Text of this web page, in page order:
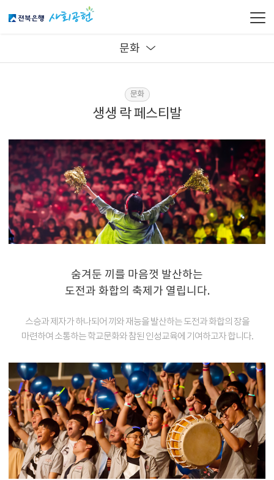
문화
문화
생생 락 페스티발
숨겨둔 끼를 마음껏 발산하는
도전과 화합의 축제가 열립니다.
스승과 제자가 하나되어 끼와 재능을 발산하는 도전과 화합의 장을
마련하여 소통하는 학교문화와 참된 인성교육에 기여하고자 합니다.